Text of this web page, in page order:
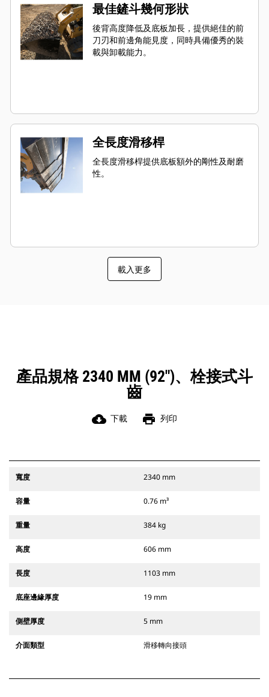
最佳鏟斗幾何形狀
後背高度降低及底板加長，提供絕佳的前
刀刃和前邊角能見度，同時具備優秀的裝
載與卸載能力。
全長度滑移桿
全長度滑移桿提供底板額外的剛性及耐磨
性。
載入更多
產品規格 2340 MM (92")、栓接式斗
齒
cloud_download 下載 print 列印
寬度 2340 mm
容量 0.76 m³
重量 384 kg
高度 606 mm
長度 1103 mm
底座邊緣厚度 19 mm
側壁厚度 5 mm
介面類型 滑移轉向接頭